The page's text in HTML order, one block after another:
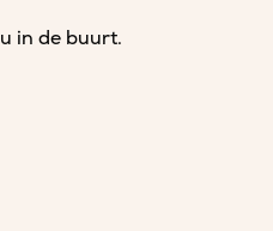
in de buurt.